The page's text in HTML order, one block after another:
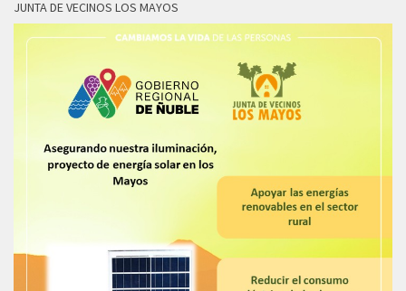
JUNTA DE VECINOS LOS MAYOS